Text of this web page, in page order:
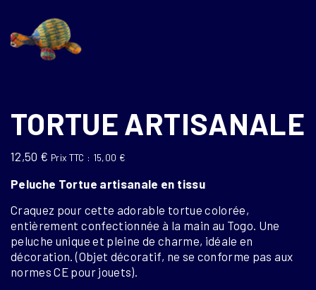
TORTUE ARTISANALE
12,50 € Prix TTC : 15,00 €
Peluche Tortue artisanale en tissu
Craquez pour cette adorable tortue colorée,
entièrement confectionnée à la main au Togo. Une
peluche unique et pleine de charme, idéale en
décoration. (Objet décoratif, ne se conforme pas aux
normes CE pour jouets).